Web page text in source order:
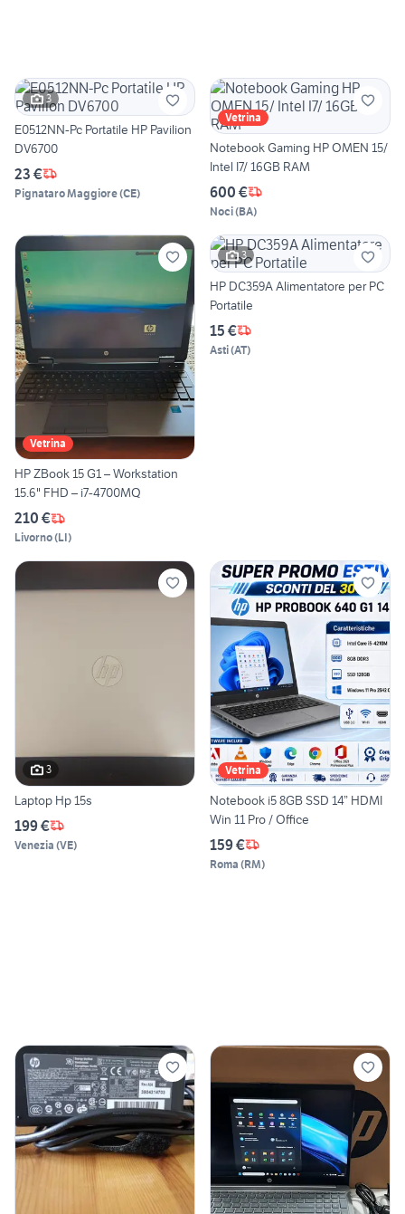
3
E0512NN-Pc Portatile HP Pavilion
DV6700
23 €
Pignataro Maggiore(CE)
Vetrina
Notebook Gaming HP OMEN 15/
Intel I7/ 16GB RAM
600 €
Noci(BA)
Vetrina
HP ZBook 15 G1 – Workstation
15.6" FHD – i7-4700MQ
210 €
Livorno(LI)
3
HP DC359A Alimentatore per PC
Portatile
15 €
Asti(AT)
3
Laptop Hp 15s
199 €
Venezia (VE)
Vetrina
Notebook i5 8GB SSD 14” HDMI
Win 11 Pro / Office
159 €
Roma (RM)